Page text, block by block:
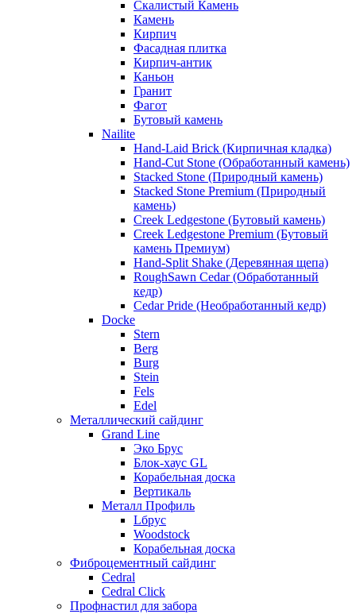
Скалистый Камень
Камень
Кирпич
Фасадная плитка
Кирпич-антик
Каньон
Гранит
Фагот
Бутовый камень
Nailite
Hand-Laid Brick (Кирпичная кладка)
Hand-Cut Stone (Обработанный камень)
Stacked Stone (Природный камень)
Stacked Stone Premium (Природный
камень)
Creek Ledgestone (Бутовый камень)
Creek Ledgestone Premium (Бутовый
камень Премиум)
Hand-Split Shake (Деревянная щепа)
RoughSawn Cedar (Обработанный
кедр)
Cedar Pride (Необработанный кедр)
Docke
Stern
Berg
Burg
Stein
Fels
Edel
Металлический сайдинг
Grand Line
Эко Брус
Блок-хаус GL
Корабельная доска
Вертикаль
Металл Профиль
Lбрус
Woodstock
Корабельная доска
Фиброцементный сайдинг
Cedral
Cedral Click
Профнастил для забора